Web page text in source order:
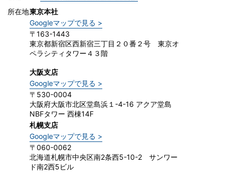
所在地東京本社
Googleマップで見る >
〒163-1443
東京都新宿区西新宿三丁目２０番２号 東京オ
ペラシティタワー４３階
大阪支店
Googleマップで見る >
〒530-0004
大阪府大阪市北区堂島浜１-4-16 アクア堂島
NBFタワー 西棟14F
札幌支店
Googleマップで見る >
〒060-0062
北海道札幌市中央区南2条西5-10-2 サンワー
ド南2西5ビル